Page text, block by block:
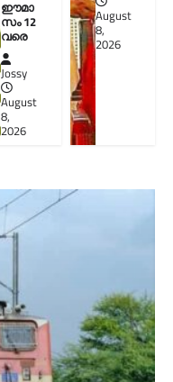
ഈമാ
സം 12
വരെ
Jossy
August
8,
2026
August
8,
2026